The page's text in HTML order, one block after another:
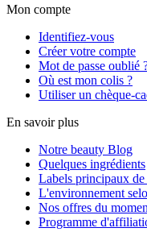
Mon compte
Identifiez-vous
Créer votre compte
Mot de passe oublié
Où est mon colis ?
Utiliser un chèque-
En savoir plus
Notre beauty Blog
Quelques ingrédients
Labels principaux de
L'environnement
Nos offres du
Programme